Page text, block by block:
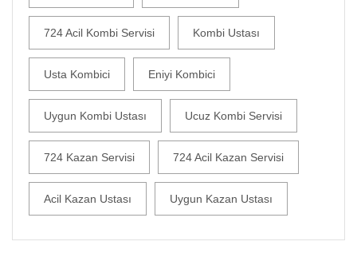
724 Acil Kombi Servisi Kombi Ustası
Usta Kombici Eniyi Kombici
Uygun Kombi Ustası Ucuz Kombi Servisi
724 Kazan Servisi 724 Acil Kazan Servisi
Acil Kazan Ustası Uygun Kazan Ustası